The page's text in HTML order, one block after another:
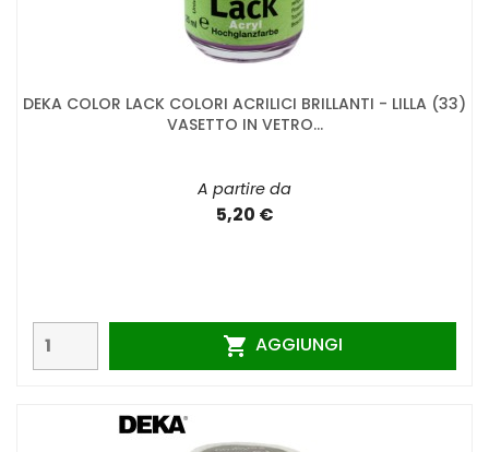
DEKA COLOR LACK COLORI ACRILICI BRILLANTI - LILLA (33)
VASETTO IN VETRO...
A partire da
5,20 €
 AGGIUNGI